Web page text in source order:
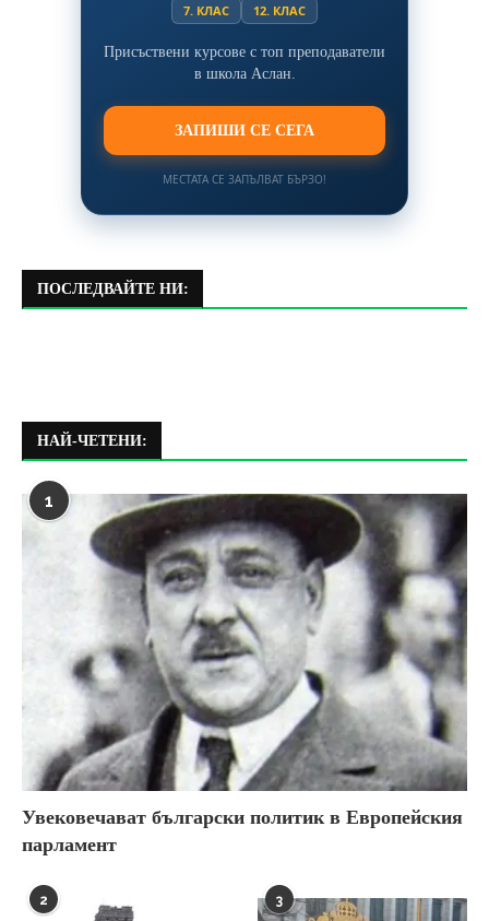
7. КЛАС 12. КЛАС
Присъствени курсове с топ преподаватели
в школа Аслан.
ЗАПИШИ СЕ СЕГА
МЕСТАТА СЕ ЗАПЪЛВАТ БЪРЗО!
ПОСЛЕДВАЙТЕ НИ:
НАЙ-ЧЕТЕНИ:
1
Увековечават български политик в Европейския
парламент
2 3